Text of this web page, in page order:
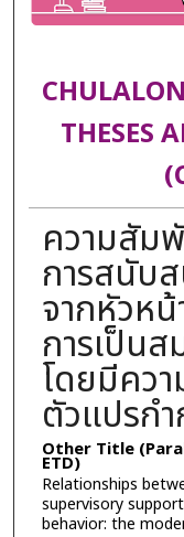
THESES
ความสัม
การสนับ
จากหัวห
การเป็น
โดยมีคว
ตัวแปรก
Other Title
ETD)
Relationships
supervisory
behavior: the